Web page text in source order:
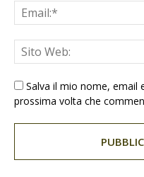
Salva il mio nome, email
prossima volta che